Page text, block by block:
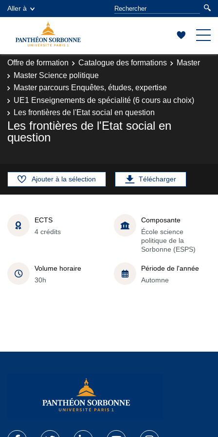
Aller à
Offre de formation Catalogue des formations
Master
Master Science politique
Master parcours Enquêtes, études, expertise
UE1 Enseignements de spécialité (6 cours au choix)
Les frontières de l'Etat social en question
Les frontières de l'Etat social en
question
Ajouter à la sélection Télécharger
ECTS
4 crédits
Composante
École science
politique de la
Sorbonne (ESPS)
Volume horaire
30h
Période de l'année
Automne